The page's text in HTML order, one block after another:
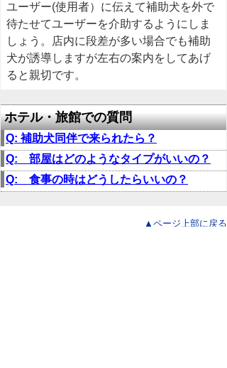
ユーザー(使用者）に伝えて補助犬を外で
待たせてユーザーを介助するようにしま
しょう。店内に段差が多い場合でも補助
犬が誘導しますが左右の案内をしてあげ
ると親切です。
ホテル・旅館での質問
Q: 補助犬同伴で来られたら？
Q: 部屋はどのようなタイプがいいの？
Q: 食事の時はどうしたらいいの？
▲ページ上部に戻る